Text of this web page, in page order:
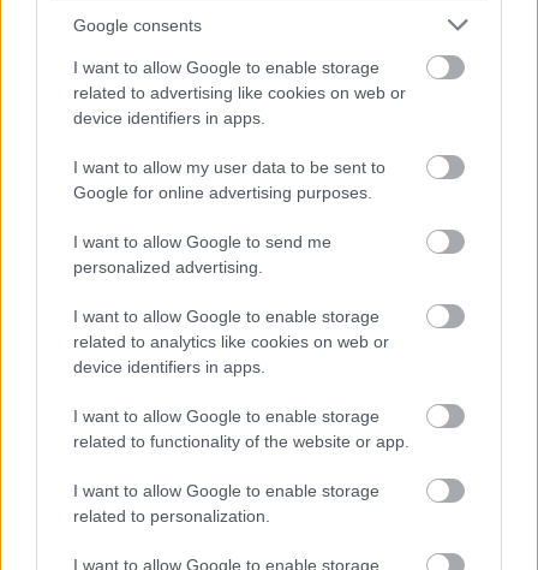
Google consents
I want to allow Google to enable storage
related to advertising like cookies on web or
device identifiers in apps.
I want to allow my user data to be sent to
Google for online advertising purposes.
I want to allow Google to send me
personalized advertising.
I want to allow Google to enable storage
related to analytics like cookies on web or
device identifiers in apps.
I want to allow Google to enable storage
related to functionality of the website or app.
I want to allow Google to enable storage
related to personalization.
I want to allow Google to enable storage
világevő•2023. január 01.
Meglepő módon nem valami furcsa alapanyaghoz
kapcsolódik, pedig azokat is mindig megkóstolom,
hanem a legfurcsább vendéglátóipari
létesítményhez, ...